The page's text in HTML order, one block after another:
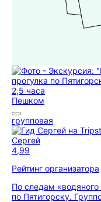
2,5 часа
Пешком
групповая
Сергей
4,99
Рейтинг организатора
По следам
по Пятигорску.